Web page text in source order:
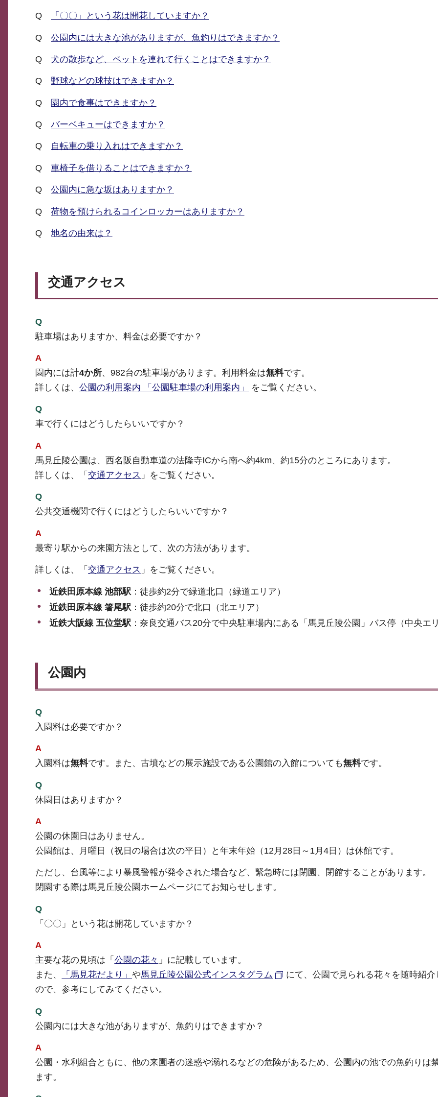
Q 「〇〇」という花は開花していますか？
Q 公園内には大きな池がありますが、魚釣りはできますか？
Q 犬の散歩など、ペットを連れて行くことはできますか？
Q 野球などの球技はできますか？
Q 園内で食事はできますか？
Q バーベキューはできますか？
Q 自転車の乗り入れはできますか？
Q 車椅子を借りることはできますか？
Q 公園内に急な坂はありますか？
Q 荷物を預けられるコインロッカーはありますか？
Q 地名の由来は？
交通アクセス
Q
駐車場はありますか、料金は必要ですか？
A
園内には計4か所、982台の駐車場があります。利用料金は無料です。
詳しくは、 公園の利用案内 「公園駐車場の利用案内」 をご覧ください。
Q
車で行くにはどうしたらいいですか？
A
馬見丘陵公園は、西名阪自動車道の法隆寺ICから南へ約4km、約15分のところにあります。
詳しくは、「 交通アクセス 」をご覧ください。
Q
公共交通機関で行くにはどうしたらいいですか？
A
最寄り駅からの来園方法として、次の方法があります。
詳しくは、「 交通アクセス 」をご覧ください。
近鉄田原本線 池部駅：徒歩約2分で緑道北口（緑道エリア）
近鉄田原本線 箸尾駅：徒歩約20分で北口（北エリア）
近鉄大阪線 五位堂駅：奈良交通バス20分で中央駐車場内にある「馬見丘陵公園」バス停（中央エ
公園内
Q
入園料は必要ですか？
A
入園料は無料です。また、古墳などの展示施設である公園館の入館についても無料です。
Q
休園日はありますか？
A
公園の休園日はありません。
公園館は、月曜日（祝日の場合は次の平日）と年末年始（12月28日～1月4日）は休館です。
ただし、台風等により暴風警報が発令された場合など、緊急時には閉園、閉館することがあります。
閉園する際は馬見丘陵公園ホームページにてお知らせします。
Q
「〇〇」という花は開花していますか？
A
主要な花の見頃は「 公園の花々 」に記載しています。
また、
「馬見花だより」 や馬見丘陵公園公式インスタグラム
にて、公園で見られる花々を随時紹
ので、参考にしてみてください。
Q
公園内には大きな池がありますが、魚釣りはできますか？
A
公園・水利組合ともに、他の来園者の迷惑や溺れるなどの危険があるため、公園内の池での魚釣りは
ます。